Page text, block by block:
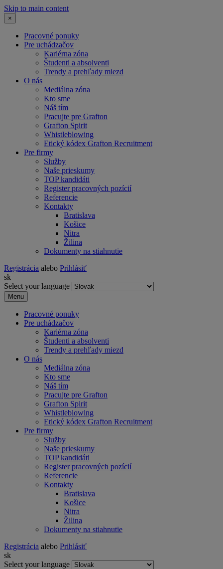
Skip to main content
×
Pracovné ponuky
Pre uchádzačov
Kariérna zóna
Študenti a absolventi
Trendy a prehľady miezd
O nás
Mediálna zóna
Kto sme
Náš tím
Pracujte pre Grafton
Grafton Spirit
Whistleblowing
Etický kódex Grafton Recruitment
Pre firmy
Služby
Naše prieskumy
TOP kandidáti
Register pracovných pozícií
Referencie
Kontakty
Bratislava
Košice
Nitra
Žilina
Dokumenty na stiahnutie
Registrácia alebo Prihlásiť
sk
Select your language
Menu
Pracovné ponuky
Pre uchádzačov
Kariérna zóna
Študenti a absolventi
Trendy a prehľady miezd
O nás
Mediálna zóna
Kto sme
Náš tím
Pracujte pre Grafton
Grafton Spirit
Whistleblowing
Etický kódex Grafton Recruitment
Pre firmy
Služby
Naše prieskumy
TOP kandidáti
Register pracovných pozícií
Referencie
Kontakty
Bratislava
Košice
Nitra
Žilina
Dokumenty na stiahnutie
Registrácia alebo Prihlásiť
sk
Select your language